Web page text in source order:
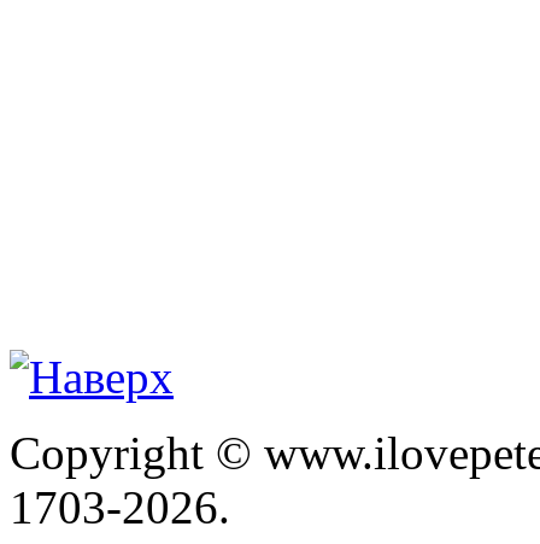
Copyright ©
1703-2026.